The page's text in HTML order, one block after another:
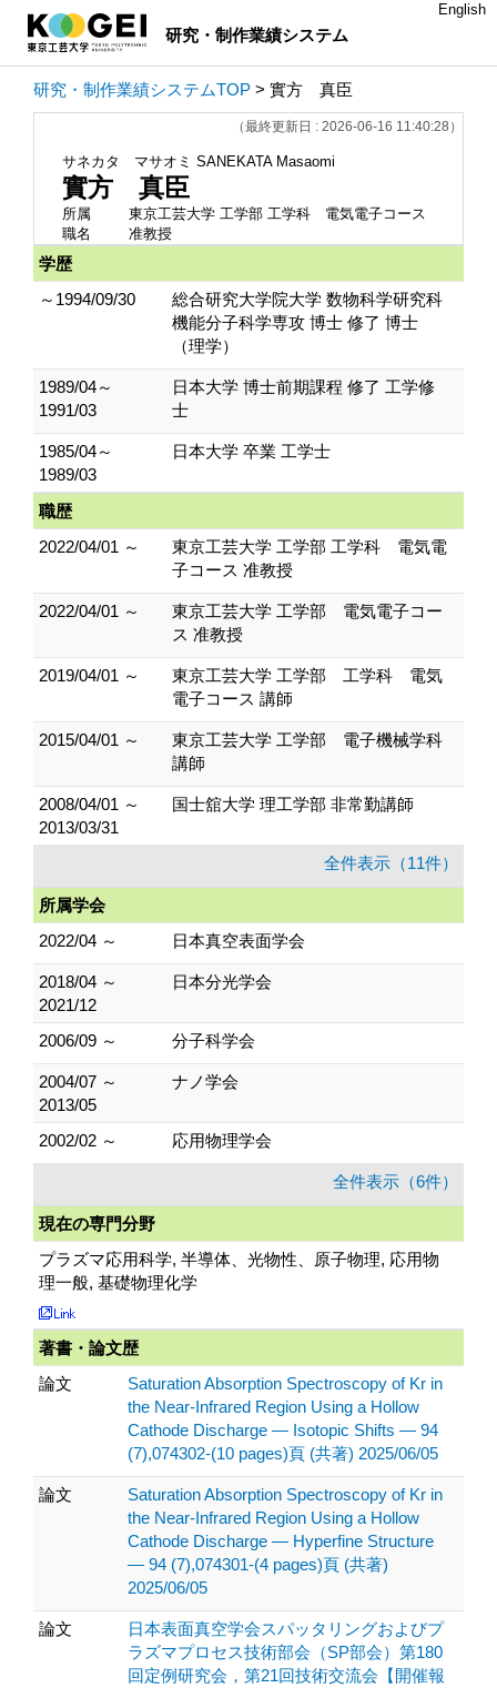
研究・制作業績システム
English
研究・制作業績システムTOP > 實方 真臣
（最終更新日 : 2026-06-16 11:40:28）
サネカタ マサオミ SANEKATA Masaomi
實方 真臣
所属
東京工芸大学 工学部 工学科 電気電子コース
職名
准教授
学歴
～1994/09/30
総合研究大学院大学 数物科学研究科
機能分子科学専攻 博士 修了 博士
（理学）
1989/04～
1991/03
日本大学 博士前期課程 修了 工学修
士
1985/04～
1989/03
日本大学 卒業 工学士
職歴
2022/04/01 ～
東京工芸大学 工学部 工学科 電気電
子コース 准教授
2022/04/01 ～
東京工芸大学 工学部 電気電子コー
ス 准教授
2019/04/01 ～
東京工芸大学 工学部 工学科 電気
電子コース 講師
2015/04/01 ～
東京工芸大学 工学部 電子機械学科
講師
2008/04/01 ～
2013/03/31
国士舘大学 理工学部 非常勤講師
全件表示（11件）
所属学会
2022/04 ～
日本真空表面学会
2018/04 ～
2021/12
日本分光学会
2006/09 ～ 分子科学会
2004/07 ～
2013/05
ナノ学会
2002/02 ～ 応用物理学会
全件表示（6件）
現在の専門分野
プラズマ応用科学, 半導体、光物性、原子物理, 応用物
理一般, 基礎物理化学
著書・論文歴
論文
Saturation Absorption Spectroscopy of Kr in
the Near-Infrared Region Using a Hollow
Cathode Discharge — Isotopic Shifts — 94
(7),074302-(10 pages)頁 (共著) 2025/06/05
論文
Saturation Absorption Spectroscopy of Kr in
the Near-Infrared Region Using a Hollow
Cathode Discharge — Hyperfine Structure
— 94 (7),074301-(4 pages)頁 (共著)
2025/06/05
論文
日本表面真空学会スパッタリングおよびプ
ラズマプロセス技術部会（SP部会）第180
回定例研究会，第21回技術交流会【開催報